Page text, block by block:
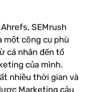
SEMrush
một công cụ phù
cá nhân đến tổ
của mình.
nhiều thời gian và
Marketing cảu